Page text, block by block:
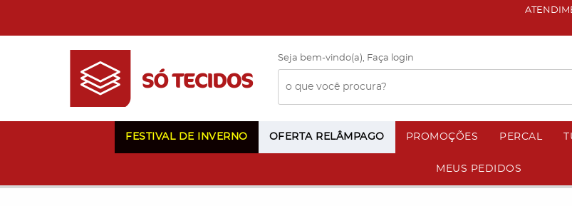
Seja bem-vindo(a), Faça login
FESTIVAL DE INVERNO OFERTA RELÂMPAGO PROMOÇÕES PERCAL
MEUS PEDIDOS